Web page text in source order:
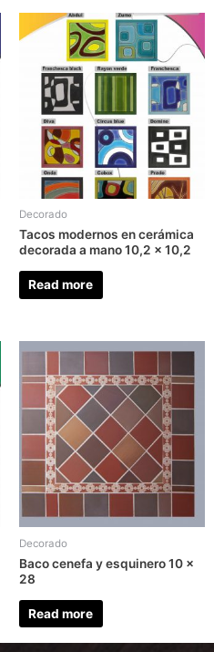
Decorado
Tacos modernos en cerámica
decorada a mano 10,2 x 10,2
Read more
Decorado
Baco cenefa y esquinero 10 x
28
Read more